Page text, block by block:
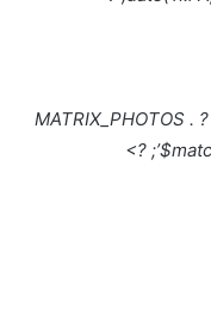
//= ($match[“AwayTeamSmallLogo’]) ? MATRIX_PHOTOS .